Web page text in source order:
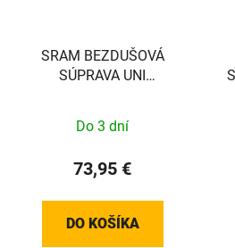
SRAM BEZDUŠOVÁ
SÚPRAVA UNI
Do 3 dní
73,95 €
DO KOŠÍKA